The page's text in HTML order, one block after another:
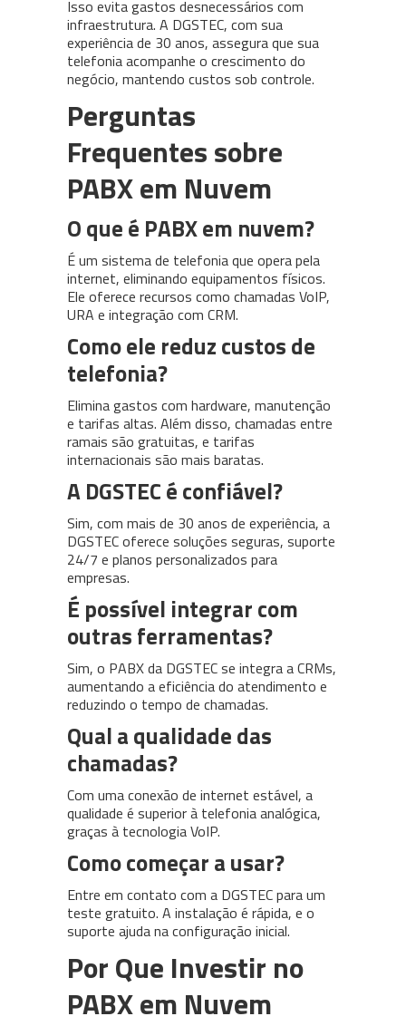
Isso evita gastos desnecessários com
infraestrutura. A DGSTEC, com sua
experiência de 30 anos, assegura que sua
telefonia acompanhe o crescimento do
negócio, mantendo custos sob controle.
Perguntas
Frequentes sobre
PABX em Nuvem
O que é PABX em nuvem?
É um sistema de telefonia que opera pela
internet, eliminando equipamentos físicos.
Ele oferece recursos como chamadas VoIP,
URA e integração com CRM.
Como ele reduz custos de
telefonia?
Elimina gastos com hardware, manutenção
e tarifas altas. Além disso, chamadas entre
ramais são gratuitas, e tarifas
internacionais são mais baratas.
A DGSTEC é confiável?
Sim, com mais de 30 anos de experiência, a
DGSTEC oferece soluções seguras, suporte
24/7 e planos personalizados para
empresas.
É possível integrar com
outras ferramentas?
Sim, o PABX da DGSTEC se integra a CRMs,
aumentando a eficiência do atendimento e
reduzindo o tempo de chamadas.
Qual a qualidade das
chamadas?
Com uma conexão de internet estável, a
qualidade é superior à telefonia analógica,
graças à tecnologia VoIP.
Como começar a usar?
Entre em contato com a DGSTEC para um
teste gratuito. A instalação é rápida, e o
suporte ajuda na configuração inicial.
Por Que Investir no
PABX em Nuvem